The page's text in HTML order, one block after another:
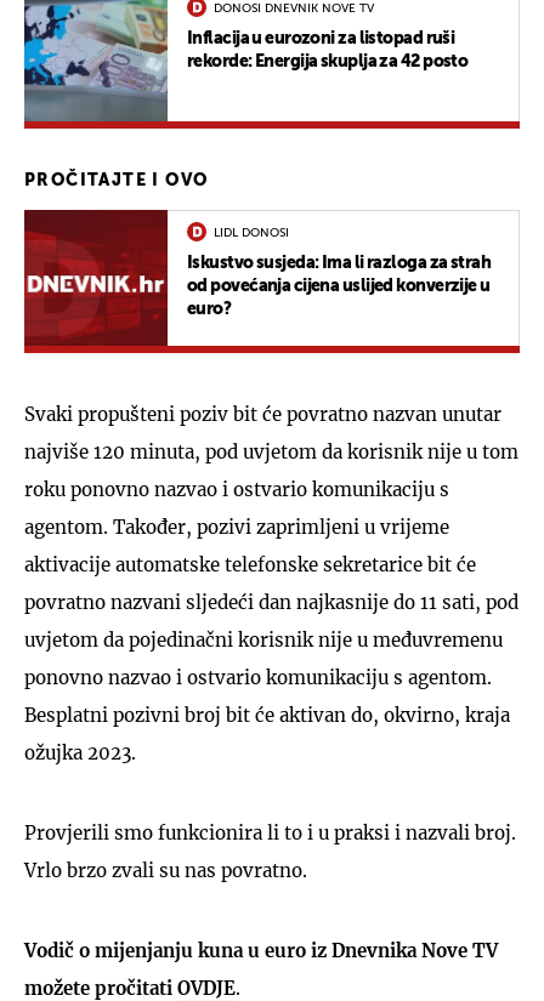
DONOSI DNEVNIK NOVE TV
Inflacija u eurozoni za listopad ruši
rekorde: Energija skuplja za 42 posto
PROČITAJTE I OVO
LIDL DONOSI
Iskustvo susjeda: Ima li razloga za strah
od povećanja cijena uslijed konverzije u
euro?
Svaki propušteni poziv bit će povratno nazvan unutar
najviše 120 minuta, pod uvjetom da korisnik nije u tom
roku ponovno nazvao i ostvario komunikaciju s
agentom. Također, pozivi zaprimljeni u vrijeme
aktivacije automatske telefonske sekretarice bit će
povratno nazvani sljedeći dan najkasnije do 11 sati, pod
uvjetom da pojedinačni korisnik nije u međuvremenu
ponovno nazvao i ostvario komunikaciju s agentom.
Besplatni pozivni broj bit će aktivan do, okvirno, kraja
ožujka 2023.
Provjerili smo funkcionira li to i u praksi i nazvali broj.
Vrlo brzo zvali su nas povratno.
Vodič o mijenjanju kuna u euro iz Dnevnika Nove TV
možete pročitati OVDJE.